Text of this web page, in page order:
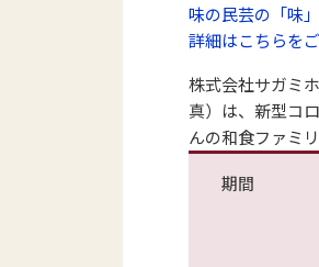
味の民芸の「味
詳細はこちらを
株式会社サガミ
真）は、新型コ
んの和食ファミ
期間